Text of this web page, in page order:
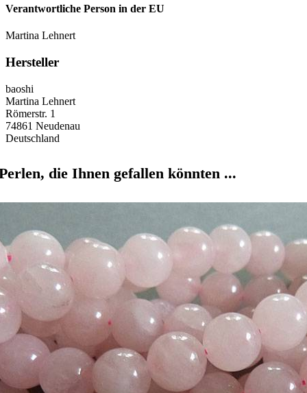
Verantwortliche Person in der EU
Martina Lehnert
Hersteller
baoshi
Martina Lehnert
Römerstr. 1
74861 Neudenau
Deutschland
die Ihnen gefallen könnten ...